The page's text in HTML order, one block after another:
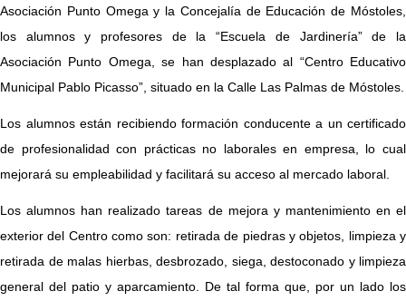
Asociación Punto Omega y la Concejalía de Educación de Móstoles,
los alumnos y profesores de la “Escuela de Jardinería” de la
Asociación Punto Omega, se han desplazado al “Centro Educativo
Municipal Pablo Picasso”, situado en la Calle Las Palmas de Móstoles.
Los alumnos están recibiendo formación conducente a un certificado
de profesionalidad con prácticas no laborales en empresa, lo cual
mejorará su empleabilidad y facilitará su acceso al mercado laboral.
Los alumnos han realizado tareas de mejora y mantenimiento en el
exterior del Centro como son: retirada de piedras y objetos, limpieza y
retirada de malas hierbas, desbrozado, siega, destoconado y limpieza
general del patio y aparcamiento. De tal forma que, por un lado los